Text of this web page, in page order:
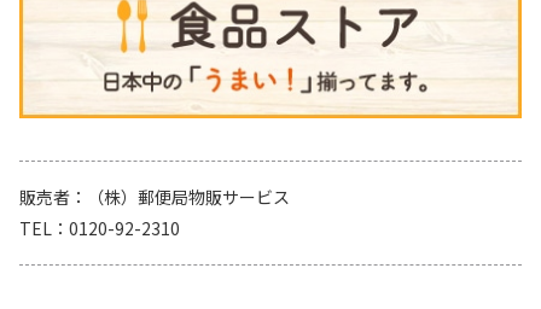
販売者
（株）郵便局物販サービス
TEL
0120-92-2310